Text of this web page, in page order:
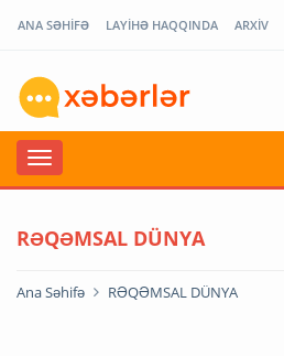
ANA SƏHİFƏ LAYİHƏ HAQQINDA ARXİV
RƏQƏMSAL DÜNYA
Ana Səhifə RƏQƏMSAL DÜNYA